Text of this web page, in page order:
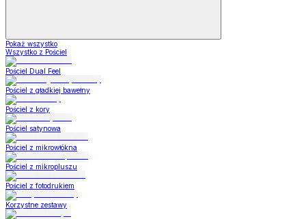
Pokaż wszystko
Wszystko z Pościel
Pościel Dual Feel
Pościel z gładkiej bawełny
Pościel z kory
Pościel satynowa
Pościel z mikrowłókna
Pościel z mikropluszu
Pościel z fotodrukiem
Korzystne zestawy